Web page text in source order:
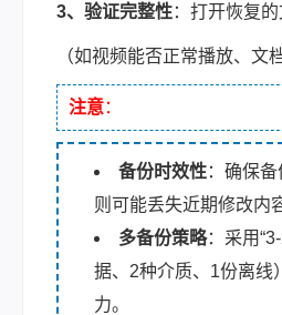
3、验证完整性：打开恢复
（如视频能否正常播放、文
注意：
备份时效性：确保
则可能丢失近期修改内
多备份策略：采用
据、2种介质、1份离线
力。